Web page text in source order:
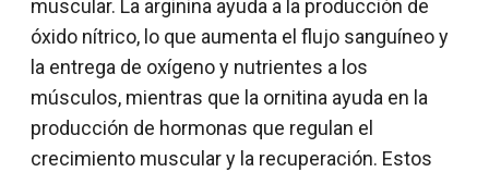
muscular. La arginina ayuda a la producción de
óxido nítrico, lo que aumenta el flujo sanguíneo y
la entrega de oxígeno y nutrientes a los
músculos, mientras que la ornitina ayuda en la
producción de hormonas que regulan el
crecimiento muscular y la recuperación. Estos